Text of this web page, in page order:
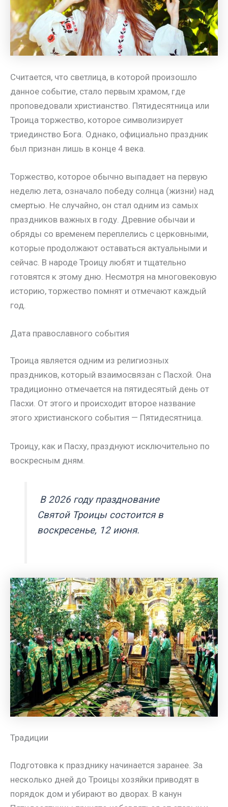
Считается, что светлица, в которой произошло
данное событие, стало первым храмом, где
проповедовали христианство. Пятидесятница или
Троица торжество, которое символизирует
триединство Бога. Однако, официально праздник
был признан лишь в конце 4 века.
Торжество, которое обычно выпадает на первую
неделю лета, означало победу солнца (жизни) над
смертью. Не случайно, он стал одним из самых
праздников важных в году. Древние обычаи и
обряды со временем переплелись с церковными,
которые продолжают оставаться актуальными и
сейчас. В народе Троицу любят и тщательно
готовятся к этому дню. Несмотря на многовековую
историю, торжество помнят и отмечают каждый
год.
Дата православного события
Троица является одним из религиозных
праздников, который взаимосвязан с Пасхой. Она
традиционно отмечается на пятидесятый день от
Пасхи. От этого и происходит второе название
этого христианского события — Пятидесятница.
Троицу, как и Пасху, празднуют исключительно по
воскресным дням.
В 2026 году празднование
Святой Троицы состоится в
воскресенье, 12 июня.
Традиции
Подготовка к празднику начинается заранее. За
несколько дней до Троицы хозяйки приводят в
порядок дом и убирают во дворах. В канун